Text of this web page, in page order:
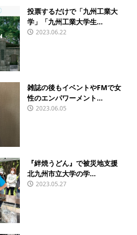
投票するだけで「九州工業大
学」「九州工業大学生...
2023.06.22
雑誌の後もイベントやFMで女
性のエンパワーメント...
2023.06.05
『絆焼うどん』で被災地支援
北九州市立大学の学...
2023.05.27